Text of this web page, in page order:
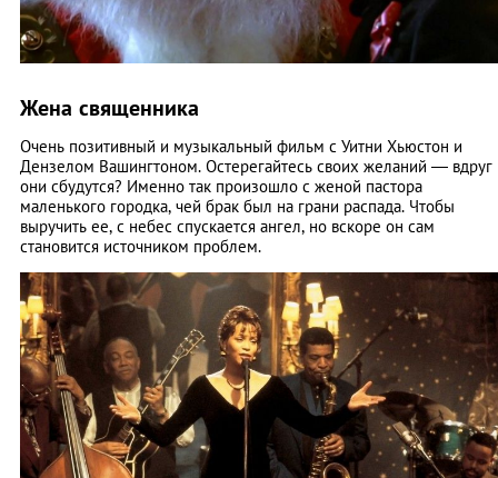
Жена священника
Очень позитивный и музыкальный фильм с Уитни Хьюстон и
Дензелом Вашингтоном. Остерегайтесь своих желаний — вдруг
они сбудутся? Именно так произошло с женой пастора
маленького городка, чей брак был на грани распада. Чтобы
выручить ее, с небес спускается ангел, но вскоре он сам
становится источником проблем.